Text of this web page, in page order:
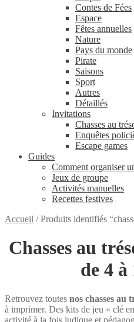
Contes de Fées
Espace
Fêtes annuelles
Nature
Pays du monde
Pirate
Saisons
Sport
Autres
Détaillés
Invitations
Chasses au
Enquêtes
Escape games
Guides
Comment organiser
Jeux de groupe
Activités manuelles
Recettes festives
Accueil /Produits identifiés
Chasses au
de 4 à
Retrouvez toutes nos chasses au
à imprimer. Des kits de jeu « clé
activité à la fois ludique et